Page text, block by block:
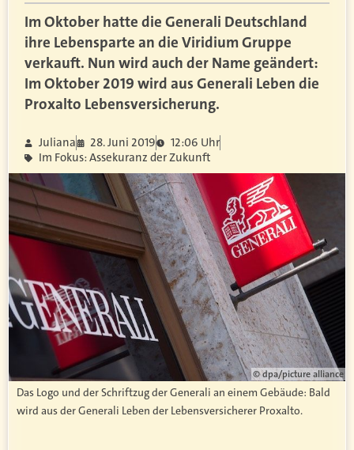
Im Oktober hatte die Generali Deutschland
ihre Lebensparte an die Viridium Gruppe
verkauft. Nun wird auch der Name geändert:
Im Oktober 2019 wird aus Generali Leben die
Proxalto Lebensversicherung.
Juliana 28. Juni 2019
12:06 Uhr
Im Fokus: Assekuranz der Zukunft
© dpa/picture alliance
Das Logo und der Schriftzug der Generali an einem Gebäude: Bald
wird aus der Generali Leben der Lebensversicherer Proxalto.